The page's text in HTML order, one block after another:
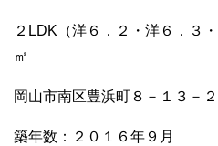
２LDK（洋６．２・洋６．３
㎡
岡山市南区豊浜町８－１３－２
築年数：２０１６年９月